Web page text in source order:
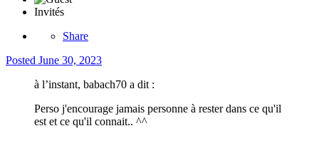
Invités
Share
Posted June 30, 2023
à l’instant, babach70 a dit :
Perso j'encourage jamais personne à rester dans ce qu'il
est et ce qu'il connait.. ^^